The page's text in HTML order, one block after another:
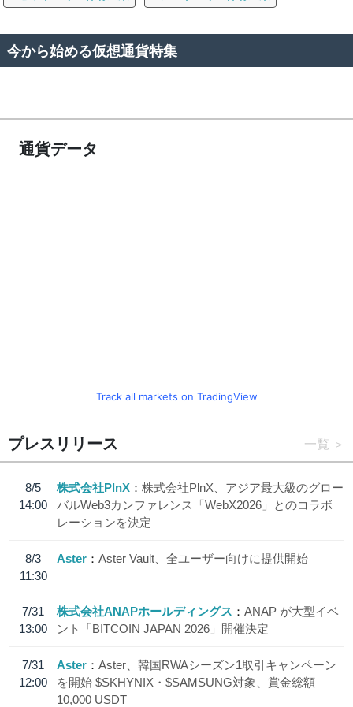
今から始める仮想通貨特集
通貨データ
Track all markets on TradingView
プレスリリース 一覧
8/5
14:00
株式会社PlnX
株式会社PlnX、アジア最大級のグロー
バルWeb3カンファレンス「WebX2026」とのコラボ
レーションを決定
8/3
11:30
Aster Aster Vault、全ユーザー向けに提供開始
7/31
13:00
株式会社ANAPホールディングス
ANAP が大型イベ
ント「BITCOIN JAPAN 2026」開催決定
7/31
12:00
Aster
Aster、韓国RWAシーズン1取引キャンペーン
を開始 $SKHYNIX・$SAMSUNG対象、賞金総額
10,000 USDT